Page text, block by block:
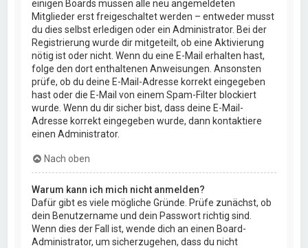
einigen Boards müssen alle neu angemeldeten
Mitglieder erst freigeschaltet werden – entweder musst
du dies selbst erledigen oder ein Administrator. Bei der
Registrierung wurde dir mitgeteilt, ob eine Aktivierung
nötig ist oder nicht. Wenn du eine E-Mail erhalten hast,
folge den dort enthaltenen Anweisungen. Ansonsten
prüfe, ob du deine E-Mail-Adresse korrekt eingegeben
hast oder die E-Mail von einem Spam-Filter blockiert
wurde. Wenn du dir sicher bist, dass deine E-Mail-
Adresse korrekt eingegeben wurde, dann kontaktiere
einen Administrator.
Nach oben
Warum kann ich mich nicht anmelden?
Dafür gibt es viele mögliche Gründe. Prüfe zunächst, ob
dein Benutzername und dein Passwort richtig sind.
Wenn dies der Fall ist, wende dich an einen Board-
Administrator, um sicherzugehen, dass du nicht